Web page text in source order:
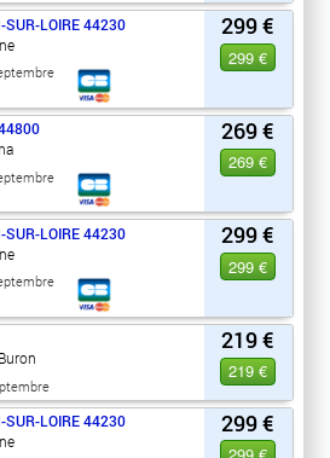
299 €
299 €
SUR-LOIRE 44230
269 €
269 €
299 €
299 €
SUR-LOIRE 44230
219 €
219 €
299 €
SUR-LOIRE 44230